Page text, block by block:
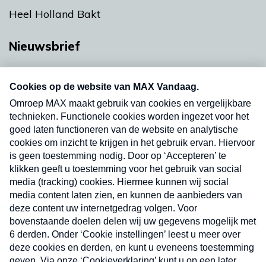
Heel Holland Bakt
Nieuwsbrief
nieuwsbrief. Elke vrijdag- en dinsdagochtend in
uw mailbox.
Verzend
Nieuwsbrief